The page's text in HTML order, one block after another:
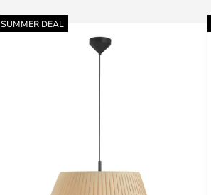
SUMMER DEAL